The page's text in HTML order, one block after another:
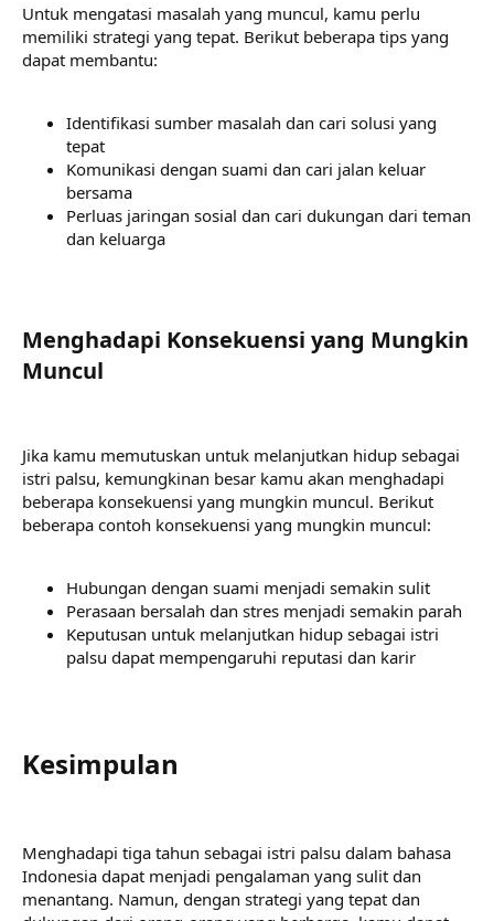
Untuk mengatasi masalah yang muncul, kamu perlu
memiliki strategi yang tepat. Berikut beberapa tips yang
dapat membantu:
Identifikasi sumber masalah dan cari solusi yang
tepat
Komunikasi dengan suami dan cari jalan keluar
bersama
Perluas jaringan sosial dan cari dukungan dari teman
dan keluarga
Menghadapi Konsekuensi yang Mungkin
Muncul​
Jika kamu memutuskan untuk melanjutkan hidup sebagai
istri palsu, kemungkinan besar kamu akan menghadapi
beberapa konsekuensi yang mungkin muncul. Berikut
beberapa contoh konsekuensi yang mungkin muncul:
Hubungan dengan suami menjadi semakin sulit
Perasaan bersalah dan stres menjadi semakin parah
Keputusan untuk melanjutkan hidup sebagai istri
palsu dapat mempengaruhi reputasi dan karir
Kesimpulan​
Menghadapi tiga tahun sebagai istri palsu dalam bahasa
Indonesia dapat menjadi pengalaman yang sulit dan
menantang. Namun, dengan strategi yang tepat dan